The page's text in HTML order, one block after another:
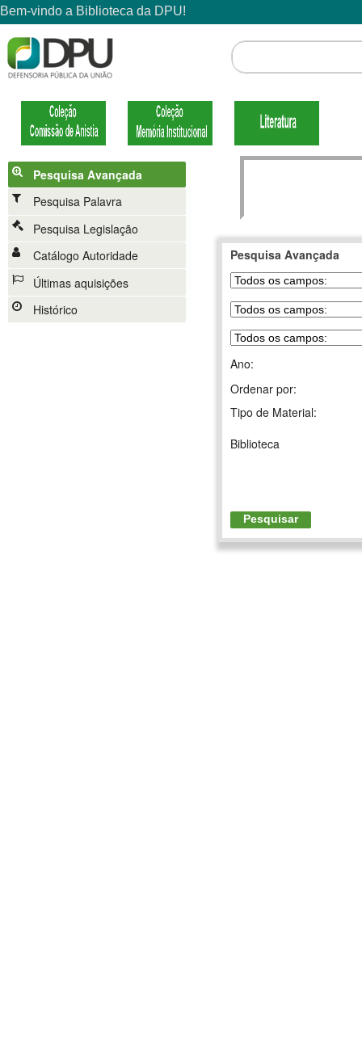
Pesquisa Avançada
Pesquisa Palavra
Pesquisa Legislação
Catálogo Autoridade
Últimas aquisições
Histórico
Pesquisa Avançada
Ano:
Ordenar por:
Tipo de Material:
Biblioteca
Pesquisar